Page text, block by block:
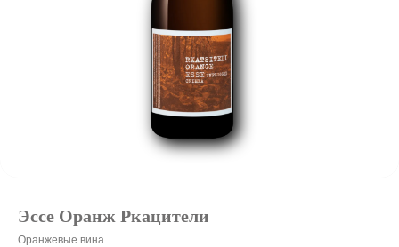
Эссе Оранж Ркацители
Оранжевые вина